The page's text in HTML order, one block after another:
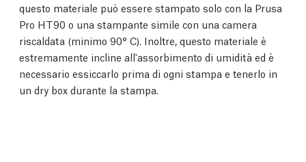
questo materiale può essere stampato solo con la Prusa
Pro HT90 o una stampante simile con una camera
riscaldata (minimo 90° C). Inoltre, questo materiale è
estremamente incline all'assorbimento di umidità ed è
necessario essiccarlo prima di ogni stampa e tenerlo in
un dry box durante la stampa.